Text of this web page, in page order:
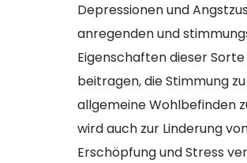
Depressionen und
anregenden und
Eigenschaften dieser
beitragen, die Stimmung
allgemeine Wohlbefinden
wird auch zur Linderung
Erschöpfung und Stress